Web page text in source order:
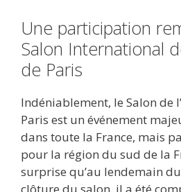
Une participation
Salon International
de Paris
Indéniablement, le Salon de
Paris est un événement
dans toute la France, mais
pour la région du sud de la
surprise qu’au lendemain
clôture du salon, il a été